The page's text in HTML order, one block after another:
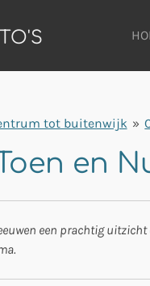
tot buitenwijk »
en
een prachtig